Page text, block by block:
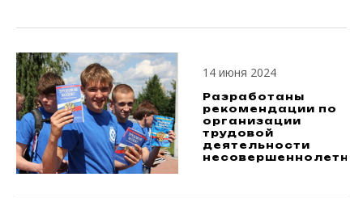
14 июня 2024
Разработаны
рекомендации по
организации
трудовой
деятельности